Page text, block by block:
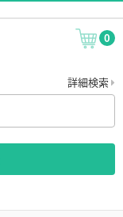
0
詳細検索